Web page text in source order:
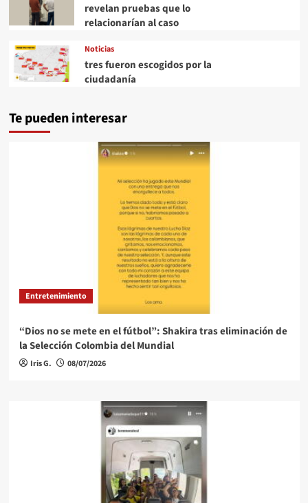
revelan pruebas que lo
relacionarían al caso
Noticias
tres fueron escogidos por la
ciudadanía
Te pueden interesar
Entretenimiento
“Dios no se mete en el fútbol”: Shakira tras eliminación de
la Selección Colombia del Mundial
Iris G. 08/07/2026